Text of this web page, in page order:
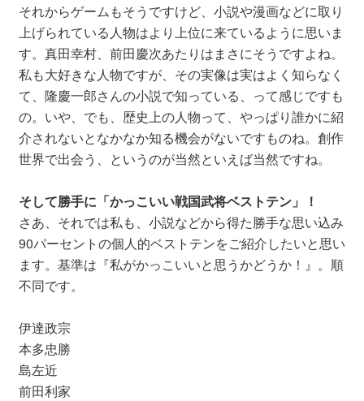
それからゲームもそうですけど、小説や漫画などに取り
上げられている人物はより上位に来ているように思いま
す。真田幸村、前田慶次あたりはまさにそうですよね。
私も大好きな人物ですが、その実像は実はよく知らなく
て、隆慶一郎さんの小説で知っている、って感じですも
の。いや、でも、歴史上の人物って、やっぱり誰かに紹
介されないとなかなか知る機会がないですものね。創作
世界で出会う、というのが当然といえば当然ですね。
そして勝手に「かっこいい戦国武将ベストテン」！
さあ、それでは私も、小説などから得た勝手な思い込み
90パーセントの個人的ベストテンをご紹介したいと思い
ます。基準は『私がかっこいいと思うかどうか！』。順
不同です。
伊達政宗
本多忠勝
島左近
前田利家